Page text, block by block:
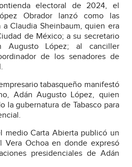
electoral de 2024, el
Obrador lanzó como las
a Claudia Sheinbaum, quien era
de México; a su secretario
Augusto López; al canciller
de los senadores de
tabasqueño manifestó
Adán Augusto López, quien
la gubernatura de Tabasco para
medio Carta Abierta publicó un
Vera Ochoa en donde expresó
presidenciales de Adán